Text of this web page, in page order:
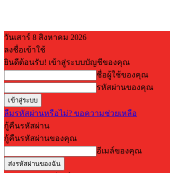
วันเสาร์ 8 สิงหาคม 2026
ลงชื่อเข้าใช้
ยินดีต้อนรับ! เข้าสู่ระบบบัญชีของคุณ
ชื่อผู้ใช้ของคุณ
รหัสผ่านของคุณ
ลืมรหัสผ่านหรือไม่? ขอความช่วยเหลือ
กู้คืนรหัสผ่าน
กู้คืนรหัสผ่านของคุณ
อีเมล์ของคุณ